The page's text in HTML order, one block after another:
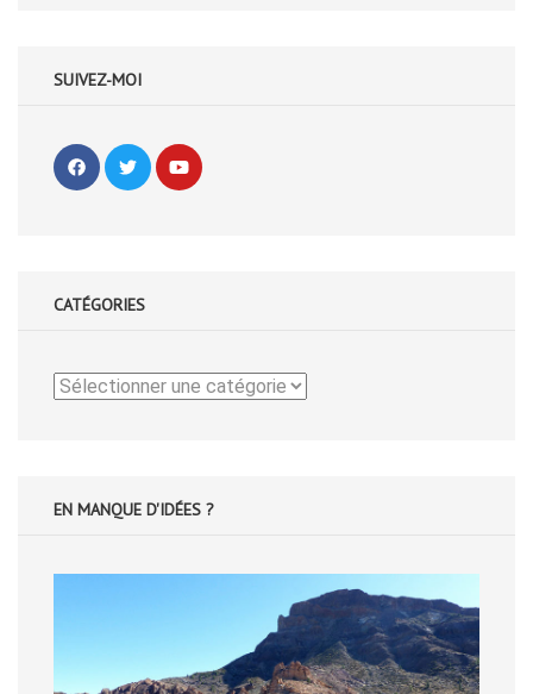
SUIVEZ-MOI
CATÉGORIES
Catégories
EN MANQUE D'IDÉES ?